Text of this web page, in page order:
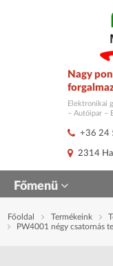
Nagy
Elektronikai
– Autóipar –
+36 24
2314
Főmenü
Főoldal Termékeink
PW4001 négy csatornás